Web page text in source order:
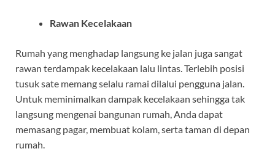
Rawan Kecelakaan
Rumah yang menghadap langsung ke jalan juga sangat
rawan terdampak kecelakaan lalu lintas. Terlebih posisi
tusuk sate memang selalu ramai dilalui pengguna jalan.
Untuk meminimalkan dampak kecelakaan sehingga tak
langsung mengenai bangunan rumah, Anda dapat
memasang pagar, membuat kolam, serta taman di depan
rumah.